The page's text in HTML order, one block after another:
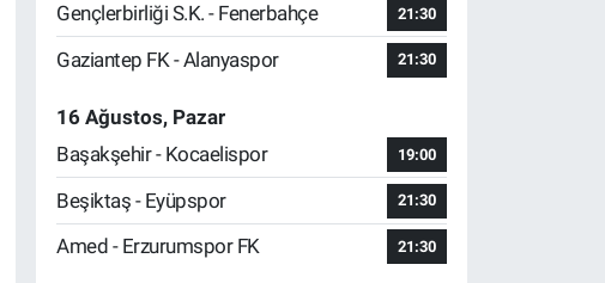
Gençlerbirliği S.K. - Fenerbahçe 21:30
Gaziantep FK - Alanyaspor 21:30
16 Ağustos, Pazar
Başakşehir - Kocaelispor
19:00
Beşiktaş - Eyüpspor 21:30
Amed - Erzurumspor FK 21:30